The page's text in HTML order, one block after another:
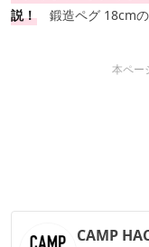
説！
鍛造ペグ 18cm
本ペー
CAMP